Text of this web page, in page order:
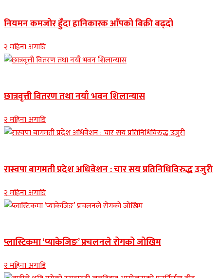
नियमन कमजोर हुँदा हानिकारक आँपको बिक्री बढ्दो
२ महिना अगाडि
छात्रवृत्ती वितरण तथा नयाँ भवन शिलान्यास
२ महिना अगाडि
रास्वपा बागमती प्रदेश अधिवेशन : चार सय प्रतिनिधिविरुद्ध उजुरी
२ महिना अगाडि
प्लास्टिकमा ‘प्याकेजिङ’ प्रचलनले रोगको जोखिम
२ महिना अगाडि